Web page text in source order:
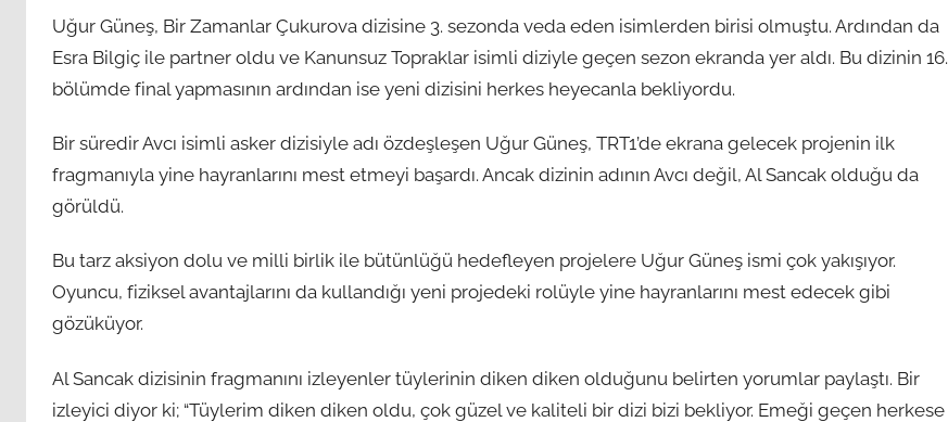
Uğur Güneş, Bir Zamanlar Çukurova dizisine 3. sezonda veda eden isimlerden birisi olmuştu. Ardından da
Esra Bilgiç ile partner oldu ve Kanunsuz Topraklar isimli diziyle geçen sezon ekranda yer aldı. Bu dizinin 16.
bölümde final yapmasının ardından ise yeni dizisini herkes heyecanla bekliyordu.
Bir süredir Avcı isimli asker dizisiyle adı özdeşleşen Uğur Güneş, TRT1’de ekrana gelecek projenin ilk
fragmanıyla yine hayranlarını mest etmeyi başardı. Ancak dizinin adının Avcı değil, Al Sancak olduğu da
görüldü.
Bu tarz aksiyon dolu ve milli birlik ile bütünlüğü hedefleyen projelere Uğur Güneş ismi çok yakışıyor.
Oyuncu, fiziksel avantajlarını da kullandığı yeni projedeki rolüyle yine hayranlarını mest edecek gibi
gözüküyor.
Al Sancak dizisinin fragmanını izleyenler tüylerinin diken diken olduğunu belirten yorumlar paylaştı. Bir
izleyici diyor ki; “Tüylerim diken diken oldu, çok güzel ve kaliteli bir dizi bizi bekliyor. Emeği geçen herkese